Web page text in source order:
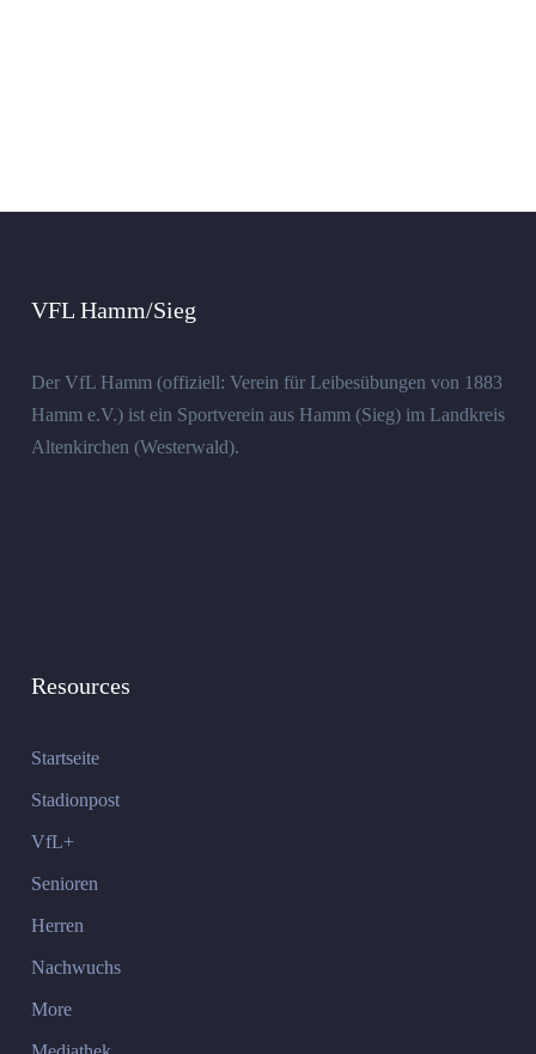
VFL Hamm/Sieg
Der VfL Hamm (offiziell: Verein für Leibesübungen von 1883
Hamm e.V.) ist ein Sportverein aus Hamm (Sieg) im Landkreis
Altenkirchen (Westerwald).
Resources
Startseite
Stadionpost
VfL+
Senioren
Herren
Nachwuchs
More